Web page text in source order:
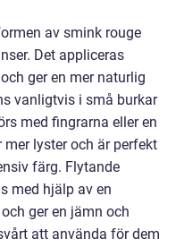
av smink rouge
Det appliceras
ger en mer naturlig
vanligtvis i små burkar
med fingrarna eller en
lyster och är perfekt
färg. Flytande
med hjälp av en
ger en jämn och
att använda för dem